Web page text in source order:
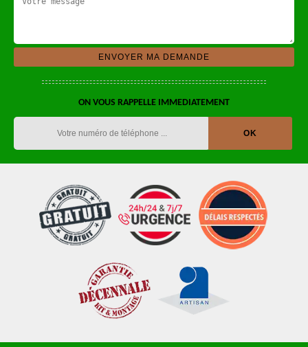
ON VOUS RAPPELLE IMMEDIATEMENT